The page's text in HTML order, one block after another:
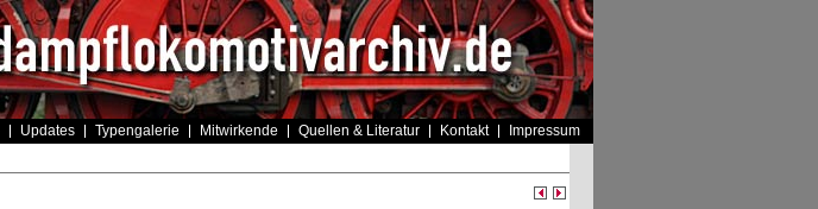
Updates Typengalerie Mitwirkende Quellen & Literatur Kontakt Impressum